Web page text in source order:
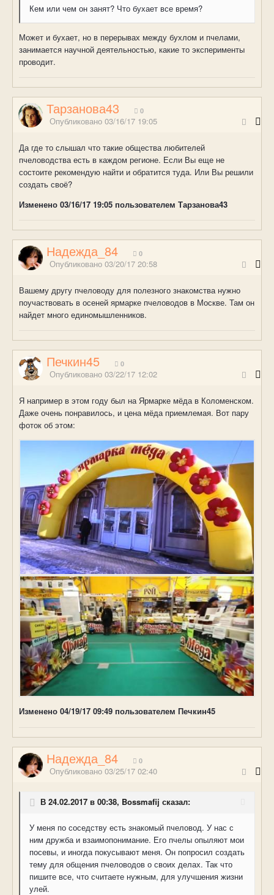
Кем или чем он занят? Что бухает все время?
Может и бухает, но в перерывах между бухлом и пчелами,
занимается научной деятельностью, какие то эксперименты
проводит.
Тарзанова43 0
Опубликовано 03/16/17 19:05
Да где то слышал что такие общества любителей
пчеловодства есть в каждом регионе. Если Вы еще не
состоите рекомендую найти и обратится туда. Или Вы решили
создать своё?
Изменено 03/16/17 19:05 пользователем Тарзанова43
Надежда_84 0
Опубликовано 03/20/17 20:58
Вашему другу пчеловоду для полезного знакомства нужно
поучаствовать в осеней ярмарке пчеловодов в Москве. Там он
найдет много единомышленников.
Печкин45 0
Опубликовано 03/22/17 12:02
Я например в этом году был на Ярмарке мёда в Коломенском.
Даже очень понравилось, и цена мёда приемлемая. Вот пару
фоток об этом:
Изменено 04/19/17 09:49 пользователем Печкин45
Надежда_84 0
Опубликовано 03/25/17 02:40
В 24.02.2017 в 00:38, Bossmafij сказал:
У меня по соседству есть знакомый пчеловод. У нас с
ним дружба и взаимопонимание. Его пчелы опыляют мои
посевы, и иногда покусывают меня. Он попросил создать
тему для общения пчеловодов о своих делах. Так что
пишите все, что считаете нужным, для улучшения жизни
улей.